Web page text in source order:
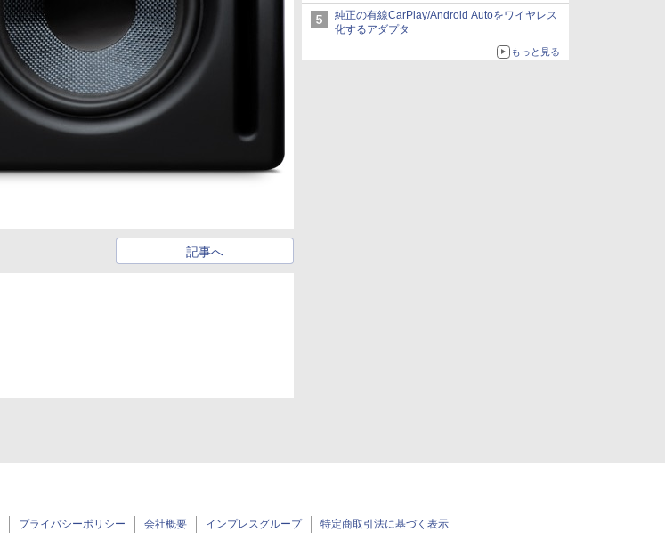
から
純正の有線CarPlay/Android Autoをワイヤレス
化するアダプタ
もっと見る
記事へ
プライバシーポリシー 会社概要 インプレスグループ 特定商取引法に基づく表示